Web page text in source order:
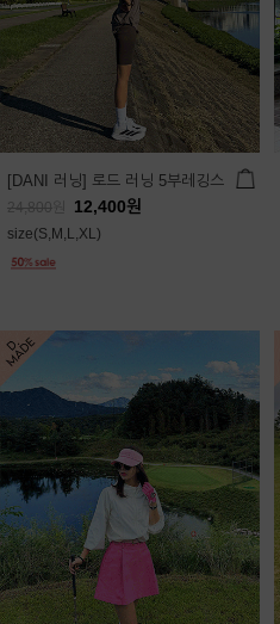
[DANI 러닝] 로드 러닝 5부레깅스
24,800 12,400원
size(S,M,L,XL)